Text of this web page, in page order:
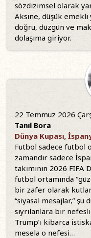
sözdizimsel olarak
Aksine, düşük emekli
doğru, düzgün ve
dolaşıma giriyor.
22 Temmuz 2026
Tanıl Bora
Dünya Kupası,
Futbol sadece futbol
zamandır sadece
takımının 2026 FIFA
futbol ortamında
bir zafer olarak
“siyasal mesajlar,” şu
sıyrılanlara bir
Trump’ı kibarca
mesela o nefesi…